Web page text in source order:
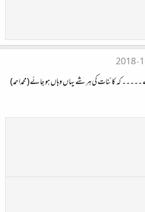
کہ کائنات کی ہر شے یہاں وہاں ہو جائے (محمداحمد)